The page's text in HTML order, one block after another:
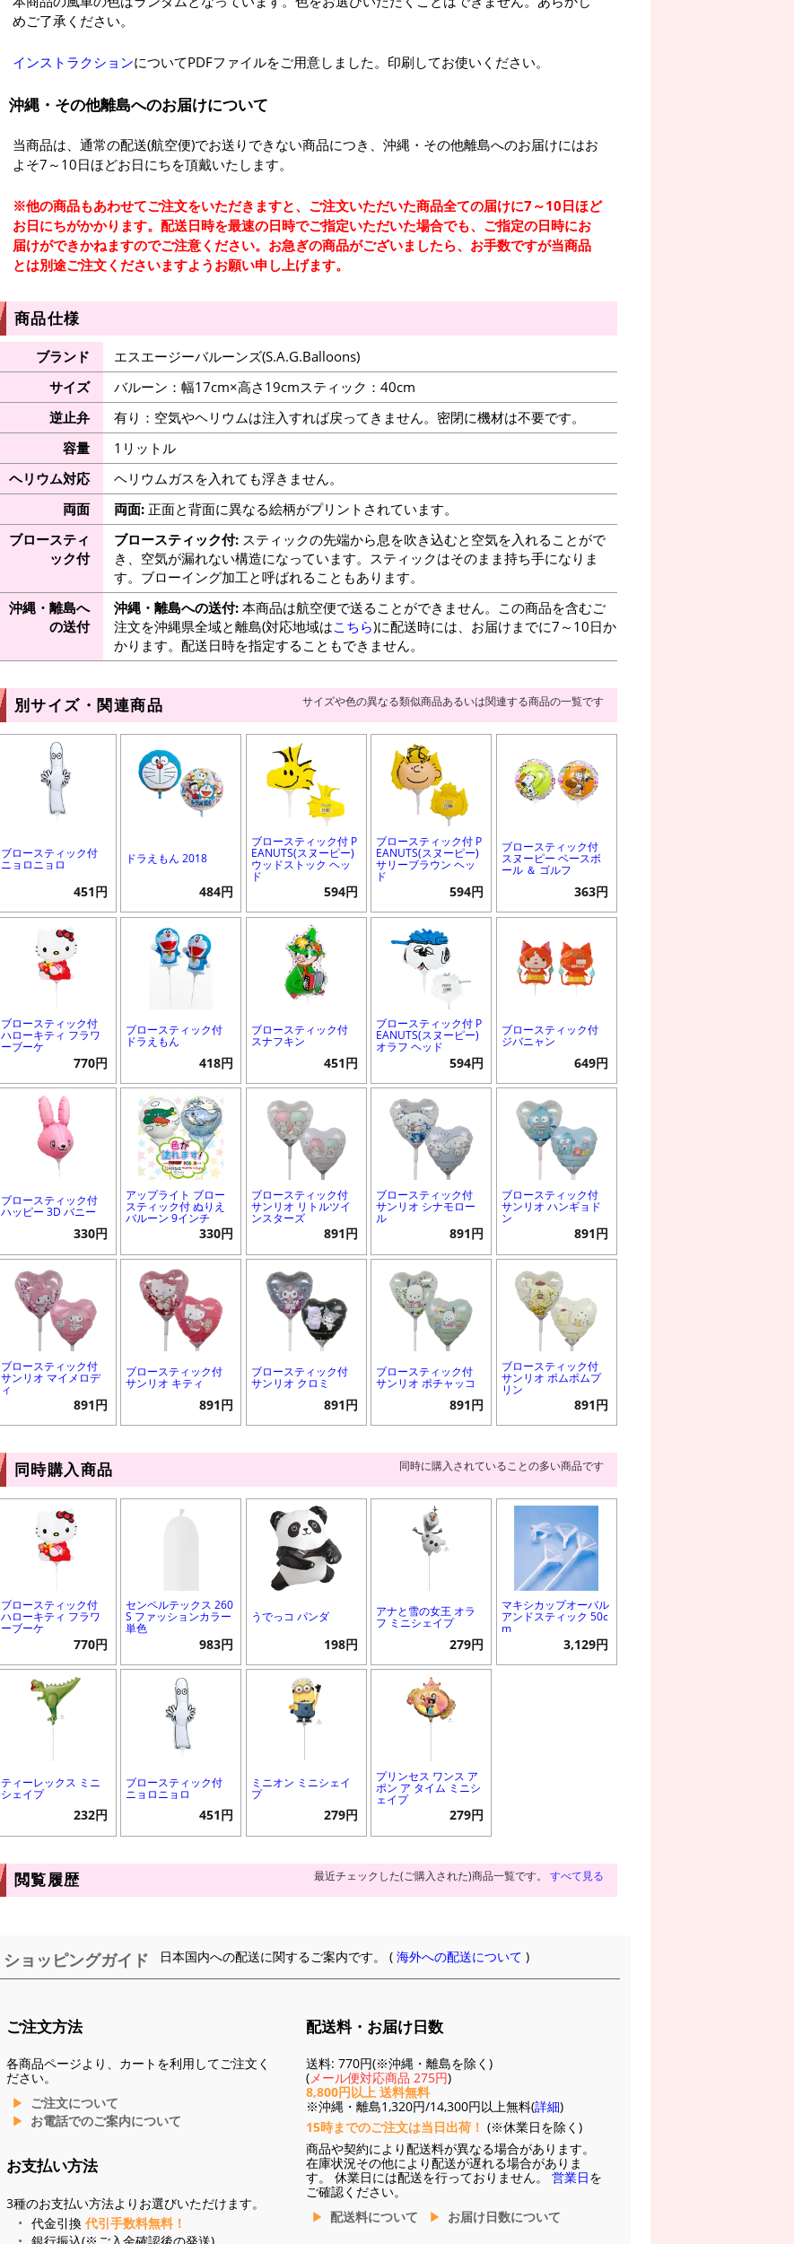
めご了承ください。
インストラクションについてPDFファイルをご用意しました。印刷してお使いください。
沖縄・その他離島へのお届けについて
当商品は、通常の配送(航空便)でお送りできない商品につき、沖縄・その他離島へのお届けにはお
よそ7～10日ほどお日にちを頂戴いたします。
※他の商品もあわせてご注文をいただきますと、ご注文いただいた商品全ての届けに7～10日ほど
お日にちがかかります。配送日時を最速の日時でご指定いただいた場合でも、ご指定の日時にお
届けができかねますのでご注意ください。お急ぎの商品がございましたら、お手数ですが当商品
とは別途ご注文くださいますようお願い申し上げます。
商品仕様
ブランド
エスエージーバルーンズ(S.A.G.Balloons)
サイズ
バルーン：幅17cm×高さ19cmスティック：40cm
逆止弁
有り：空気やヘリウムは注入すれば戻ってきません。密閉に機材は不要です。
容量
1リットル
ヘリウム対応
ヘリウムガスを入れても浮きません。
両面
両面:正面と背面に異なる絵柄がプリントされています。
ブロースティ
ック付
ブロースティック付:スティックの先端から息を吹き込むと空気を入れることがで
き、空気が漏れない構造になっています。スティックはそのまま持ち手になりま
す。ブローイング加工と呼ばれることもあります。
沖縄・離島へ
の送付
沖縄・離島への送付:本商品は航空便で送ることができません。この商品を含むご
注文を沖縄県全域と離島(対応地域はこちら)に配送時には、お届けまでに7～10日か
かります。配送日時を指定することもできません。
別サイズ・関連商品 サイズや色の異なる類似商品あるいは関連する商品の一覧です
ブロースティック付
ニョロニョロ
451円
ドラえもん 2018
484円
ブロースティック付 P
EANUTS(スヌーピー)
ウッドストック ヘッ
ド
594円
ブロースティック付 P
EANUTS(スヌーピー)
サリーブラウン ヘッ
ド
594円
ブロースティック付
スヌーピー ベースボ
ール ＆ ゴルフ
363円
ブロースティック付
ハローキティ フラワ
ーブーケ
770円
ブロースティック付
ドラえもん
418円
ブロースティック付
スナフキン
451円
ブロースティック付 P
EANUTS(スヌーピー)
オラフ ヘッド
594円
ブロースティック付
ジバニャン
649円
ブロースティック付
ハッピー 3D バニー
330円
アップライト ブロー
スティック付 ぬりえ
バルーン 9インチ
330円
ブロースティック付
サンリオ リトルツイ
ンスターズ
891円
ブロースティック付
サンリオ シナモロー
ル
891円
ブロースティック付
サンリオ ハンギョド
ン
891円
ブロースティック付
サンリオ マイメロデ
ィ
891円
ブロースティック付
サンリオ キティ
891円
ブロースティック付
サンリオ クロミ
891円
ブロースティック付
サンリオ ポチャッコ
891円
ブロースティック付
サンリオ ポムポムプ
リン
891円
同時購入商品 同時に購入されていることの多い商品です
ブロースティック付
ハローキティ フラワ
ーブーケ
770円
センペルテックス 260
S ファッションカラー
単色
983円
うでっコ パンダ
198円
アナと雪の女王 オラ
フ ミニシェイプ
279円
マキシカップオーバル
アンドスティック 50c
m
3,129円
ティーレックス ミニ
シェイプ
232円
ブロースティック付
ニョロニョロ
451円
ミニオン ミニシェイ
プ
279円
プリンセス ワンス ア
ポン ア タイム ミニシ
ェイプ
279円
閲覧履歴 最近チェックした(ご購入された)商品一覧です。 すべて見る
ショッピングガイド 日本国内への配送に関するご案内です。 (海外への配送について )
ご注文方法
各商品ページより、カートを利用してご注文く
ださい。
ご注文について
お電話でのご案内について
お支払い方法
3種のお支払い方法よりお選びいただけます。
代金引換 代引手数料無料！
配送料・お届け日数
送料: 770円(※沖縄・離島を除く)
( メール便対応商品 275円)
8,800円以上 送料無料
※沖縄・離島1,320円/14,300円以上無料(詳細)
15時までのご注文は当日出荷！ (※休業日を除く)
商品や契約により配送料が異なる場合があります。
在庫状況その他により配送が遅れる場合がありま
す。 休業日には配送を行っておりません。 営業日を
ご確認ください。
配送料について
お届け日数について